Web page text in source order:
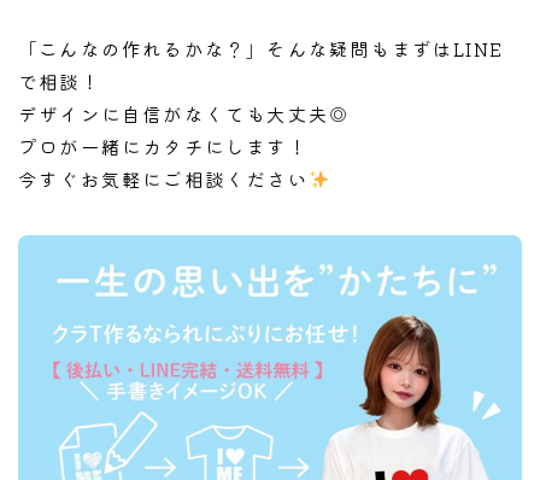
「こんなの作れるかな？」そんな疑問もまずはLINE
で相談！
デザインに自信がなくても大丈夫◎
プロが一緒にカタチにします！
今すぐお気軽にご相談ください